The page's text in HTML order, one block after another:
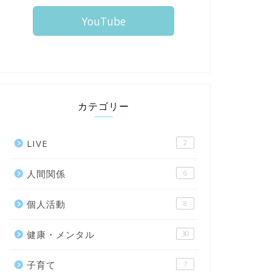
YouTube
カテゴリー
LIVE 2
人間関係 6
個人活動 8
健康・メンタル 30
子育て 7